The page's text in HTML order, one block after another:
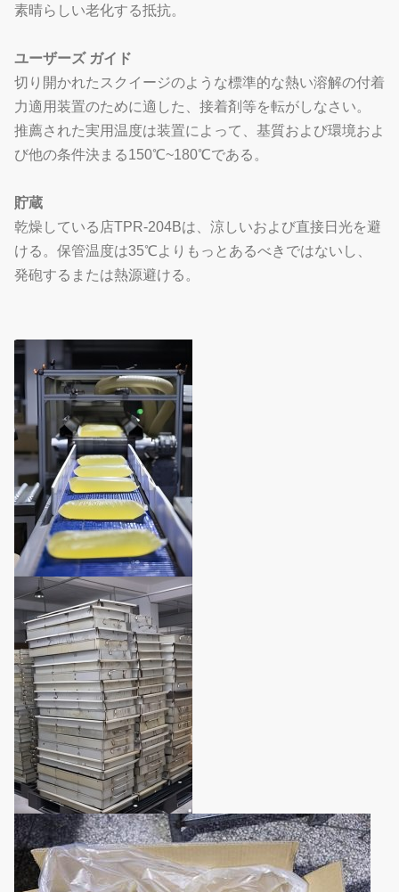
素晴らしい老化する抵抗。
ユーザーズ ガイド
切り開かれたスクイージのような標準的な熱い溶解の付着
力適用装置のために適した、接着剤等を転がしなさい。
推薦された実用温度は装置によって、基質および環境およ
び他の条件決まる150℃~180℃である。
貯蔵
乾燥している店TPR-204Bは、涼しいおよび直接日光を避
ける。保管温度は35℃よりもっとあるべきではないし、
発砲するまたは熱源避ける。